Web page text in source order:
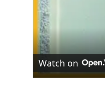
Watch on